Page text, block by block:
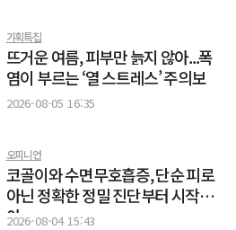
기획특집
뜨거운 여름, 피부만 늙지 않아...폭
염이 부르는 ‘열 스트레스’ 주의보
2026-08-05 16:35
오피니언
코골이와 수면무호흡증, 단순 피로
아닌 정확한 정밀 진단부터 시작해
야
2026-08-04 15:43